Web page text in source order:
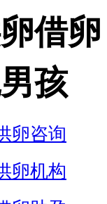
借卵
孩
卵咨询
卵机构